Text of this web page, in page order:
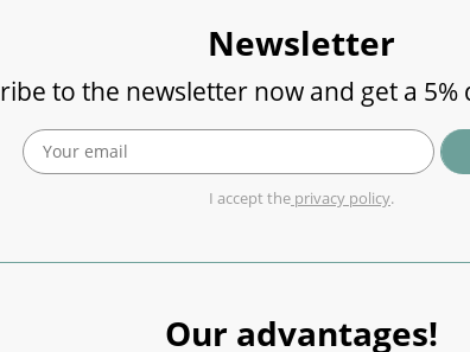
Newsletter
to the newsletter now and get a
I accept the privacy policy.
Our advantages!